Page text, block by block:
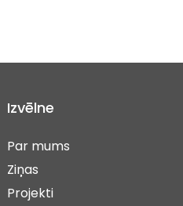
Izvēlne
Par mums
Ziņas
Projekti